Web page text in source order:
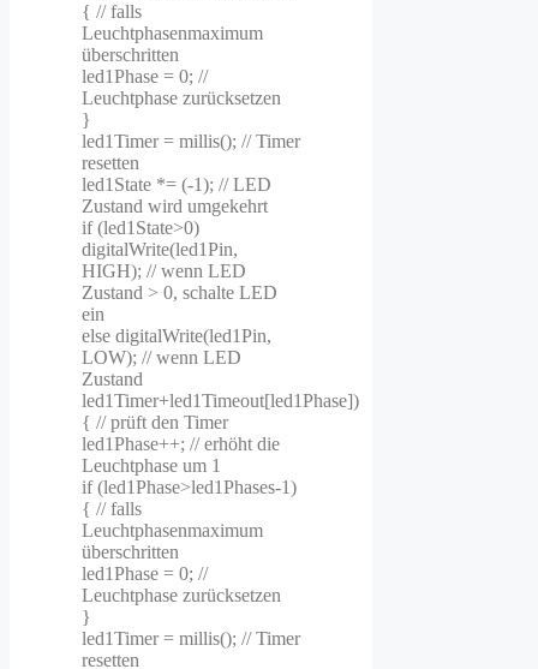
{ // falls
Leuchtphasenmaximum
überschritten
led1Phase = 0; //
Leuchtphase zurücksetzen
}
led1Timer = millis(); // Timer
resetten
led1State *= (-1); // LED
Zustand wird umgekehrt
if (led1State>0)
digitalWrite(led1Pin,
HIGH); // wenn LED
Zustand > 0, schalte LED
ein
else digitalWrite(led1Pin,
LOW); // wenn LED
Zustand
led1Timer+led1Timeout[led1Phase])
{ // prüft den Timer
led1Phase++; // erhöht die
Leuchtphase um 1
if (led1Phase>led1Phases-1)
{ // falls
Leuchtphasenmaximum
überschritten
led1Phase = 0; //
Leuchtphase zurücksetzen
}
led1Timer = millis(); // Timer
resetten